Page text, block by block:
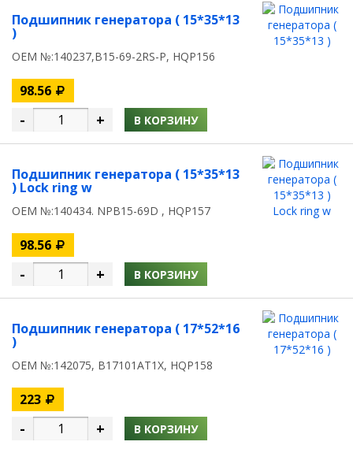
Подшипник генератора ( 15*35*13
)
OEM №:140237,B15-69-2RS-P, HQP156
98.56
- + В КОРЗИНУ
Подшипник генератора ( 15*35*13
) Lock ring w
OEM №:140434. NPB15-69D , HQP157
98.56
- + В КОРЗИНУ
Подшипник генератора ( 17*52*16
)
OEM №:142075, B17101AT1X, HQP158
223
- + В КОРЗИНУ